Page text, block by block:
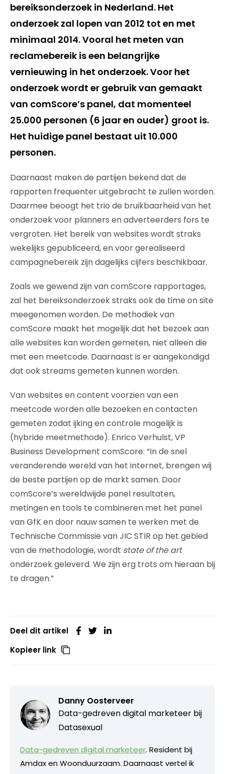
bereiksonderzoek in Nederland. Het
onderzoek zal lopen van 2012 tot en met
minimaal 2014. Vooral het meten van
reclamebereik is een belangrijke
vernieuwing in het onderzoek. Voor het
onderzoek wordt er gebruik van gemaakt
van comScore’s panel, dat momenteel
25.000 personen (6 jaar en ouder) groot is.
Het huidige panel bestaat uit 10.000
personen.
Daarnaast maken de partijen bekend dat de
rapporten frequenter uitgebracht te zullen worden.
Daarmee beoogt het trio de bruikbaarheid van het
onderzoek voor planners en adverteerders fors te
vergroten. Het bereik van websites wordt straks
wekelijks gepubliceerd, en voor gerealiseerd
campagnebereik zijn dagelijks cijfers beschikbaar.
Zoals we gewend zijn van comScore rapportages,
zal het bereiksonderzoek straks ook de time on site
meegenomen worden. De methodiek van
comScore maakt het mogelijk dat het bezoek aan
alle websites kan worden gemeten, niet alleen die
met een meetcode. Daarnaast is er aangekondigd
dat ook streams gemeten kunnen worden.
Van websites en content voorzien van een
meetcode worden alle bezoeken en contacten
gemeten zodat ijking en controle mogelijk is
(hybride meetmethode). Enrico Verhulst, VP
Business Development comScore: “In de snel
veranderende wereld van het internet, brengen wij
de beste partijen op de markt samen. Door
comScore’s wereldwijde panel resultaten,
metingen en tools te combineren met het panel
van GfK en door nauw samen te werken met de
Technische Commissie van JIC STIR op het gebied
van de methodologie, wordt state of the art
onderzoek geleverd. We zijn erg trots om hieraan bij
te dragen.”
Deel dit artikel
Kopieer link
Danny Oosterveer
Data-gedreven digital marketeer bij
Datasexual
Data-gedreven digital marketeer. Resident bij
Amdax en Woonduurzaam. Daarnaast vertel ik